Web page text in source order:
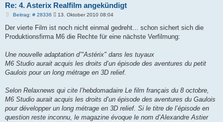
Re: 4. Asterix Realfilm angekündigt
Beitrag: # 28336B
i
r
13. Oktober 2010 08:04
Der vierte Film ist noch nicht einmal gedreht... schon sichert sich die
Produktionsfirma M6 die Rechte für eine nächste Verfilmung:
Une nouvelle adaptation d’"Astérix" dans les tuyaux
M6 Studio aurait acquis les droits d’un épisode des aventures du petit
Gaulois pour un long métrage en 3D relief.
Selon Relaxnews qui cite l’hebdomadaire Le film français du 8 octobre,
M6 Studio aurait acquis les droits d’un épisode des aventures du Gaulois
pour développer un long métrage en 3D relief. Si le titre de l’épisode en
question reste inconnu, le magazine évoque le nom d’Alexandre Astier